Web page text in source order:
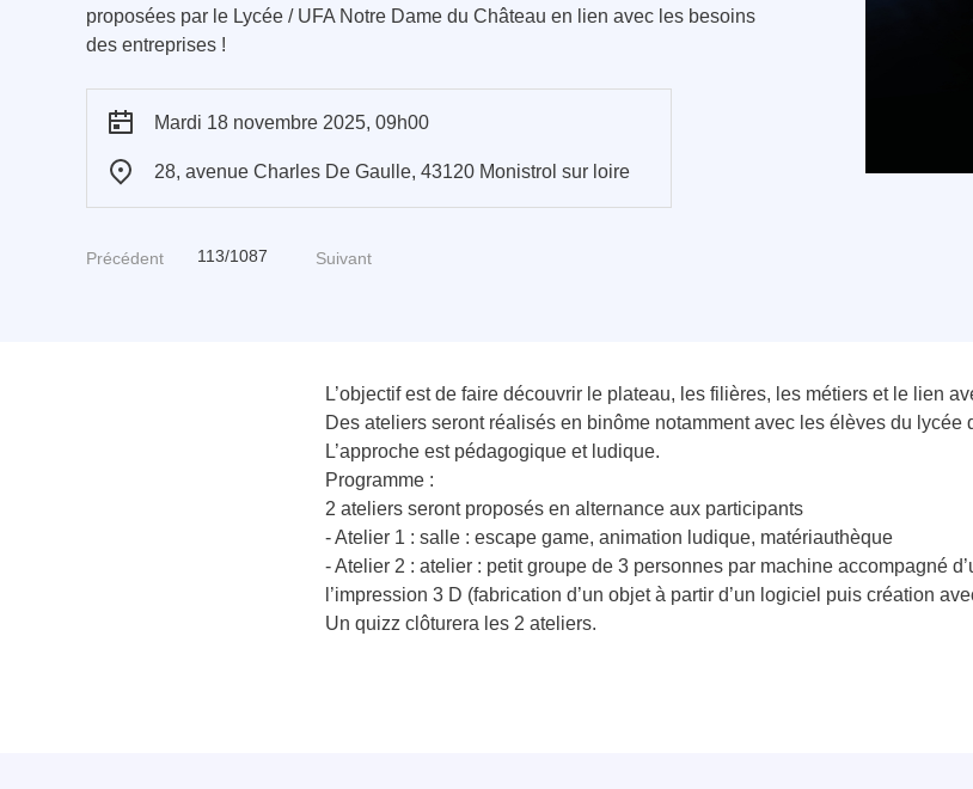
proposées par le Lycée / UFA Notre Dame du Château en lien avec les besoins
des entreprises !
Mardi 18 novembre 2025, 09h00
28, avenue Charles De Gaulle, 43120 Monistrol sur loire
Précédent 113/1087 Suivant
L’objectif est de faire découvrir le plateau, les filières, les métiers et le lien
Des ateliers seront réalisés en binôme notamment avec les élèves du
L’approche est pédagogique et ludique.
Programme :
2 ateliers seront proposés en alternance aux participants
- Atelier 1 : salle : escape game, animation ludique, matériauthèque
- Atelier 2 : atelier : petit groupe de 3 personnes par machine accompagné
l’impression 3 D (fabrication d’un objet à partir d’un logiciel puis création
Un quizz clôturera les 2 ateliers.